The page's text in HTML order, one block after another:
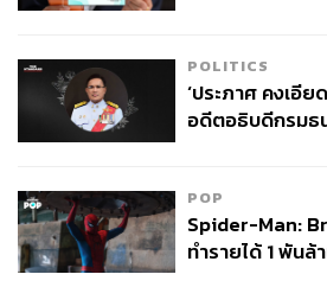
THE STANDARD พูดคุยกับ แชมป์-ตรี
ฉายา Xyclopz เจ้าหน้าที่ฝ่ายบริหารช
ที่รู้จักกันในชื่อ ‘Caster’ ซึ่งยึดอาชีพนั
POLITICS
‘ประภาศ คงเอีย
อดีตอธิบดีกรมธ
POP
Spider-Man:
ทำรายได้ 1 พัน